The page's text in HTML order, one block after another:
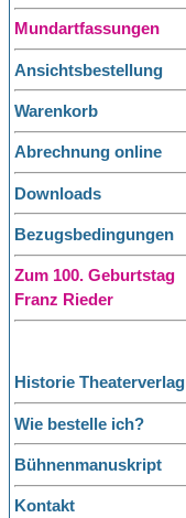
Mundartfassungen
Ansichtsbestellung
Warenkorb
Abrechnung online
Downloads
Bezugsbedingungen
Zum 100. Geburtstag
Franz Rieder
Historie Theaterverlag
Wie bestelle ich?
Bühnenmanuskript
Kontakt